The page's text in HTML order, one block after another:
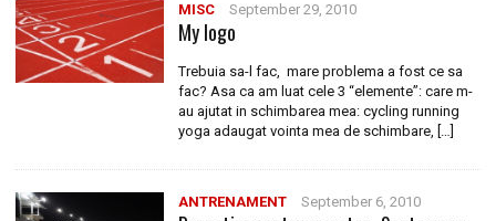
MISC September 29, 2010
My logo
Trebuia sa-l fac, mare problema a fost ce sa
fac? Asa ca am luat cele 3 “elemente”: care m-
au ajutat in schimbarea mea: cycling running
yoga adaugat vointa mea de schimbare, […]
ANTRENAMENT September 6, 2010